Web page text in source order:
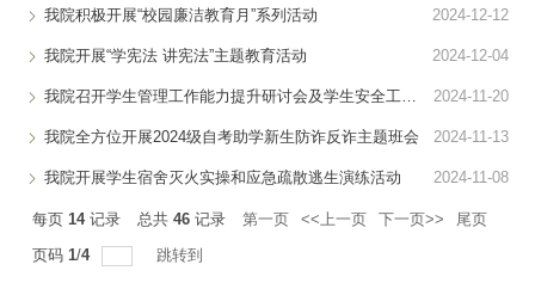
我院积极开展“校园廉洁教育月”系列活动 2024-12-12
我院开展“学宪法 讲宪法”主题教育活动 2024-12-04
2024-11-20
我院全方位开展2024级自考助学新生防诈反诈主题班会 2024-11-13
我院开展学生宿舍灭火实操和应急疏散逃生演练活动 2024-11-08
每页 14记录 总共 46 记录 第一页 <<上一页 下一页>>
尾页
页码 1/4 跳转到